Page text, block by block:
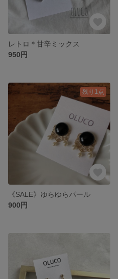
レトロ＊甘辛ミックス
950円
残り1点
《SALE》ゆらゆらパール
900円